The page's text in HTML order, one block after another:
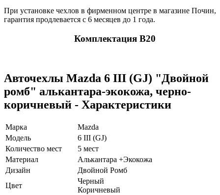
При установке чехлов в фирменном центре в магазине Почин,
гарантия продлевается с 6 месяцев до 1 года.
Комплектация В20
Авточехлы Mazda 6 III (GJ) "Двойной
ромб" алькантара-экокожа, черно-
коричневый - Характеристики
Марка
Mazda
Модель
6 III (GJ)
Количество мест
5 мест
Материал
Алькантара +Экокожа
Дизайн
Двойной Ромб
Цвет
Черный
Коричневый